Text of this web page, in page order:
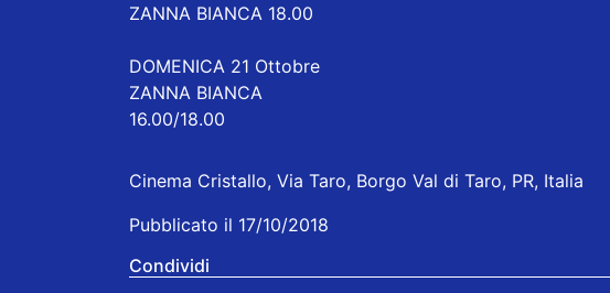
ZANNA BIANCA 18.00
DOMENICA 21 Ottobre
ZANNA BIANCA
16.00/18.00
Cinema Cristallo, Via Taro, Borgo Val di Taro, PR, Italia
Pubblicato il 17/10/2018
Condividi